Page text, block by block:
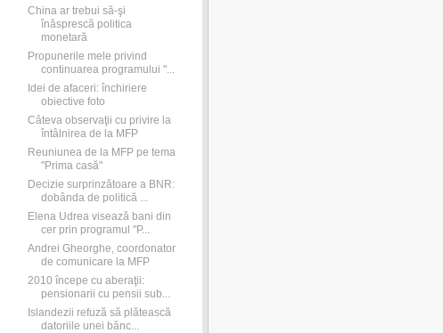
China ar trebui să-şi
înăsprescă politica
monetară
Propunerile mele privind
continuarea programului "...
Idei de afaceri: închiriere
obiective foto
Câteva observaţii cu privire la
întâlnirea de la MFP
Reuniunea de la MFP pe tema
"Prima casă"
Decizie surprinzătoare a BNR:
dobânda de politică ...
Elena Udrea visează bani din
cer prin programul "P...
Andrei Gheorghe, coordonator
de comunicare la MFP
2010 începe cu aberaţii:
pensionarii cu pensii sub...
Islandezii refuză să plătească
datoriile unei bănc...